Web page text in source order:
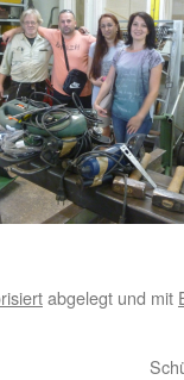
abgelegt und mit